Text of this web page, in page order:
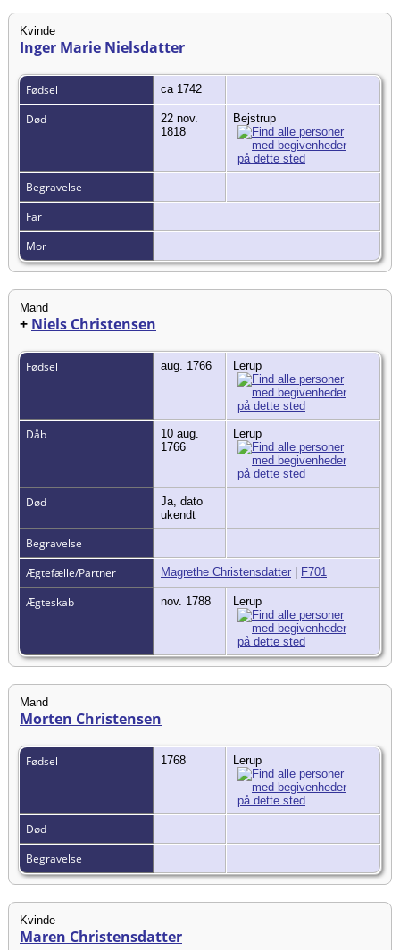
Kvinde
Inger Marie Nielsdatter
Fødsel ca 1742
Død
22 nov.
1818
Bejstrup
Begravelse
Far
Mor
Mand
+ Niels Christensen
Fødsel aug. 1766 Lerup
Dåb
10 aug.
1766
Lerup
Død
Ja, dato
ukendt
Begravelse
Ægtefælle/Partner
Magrethe Christensdatter F701
Ægteskab nov. 1788 Lerup
Mand
Morten Christensen
Fødsel 1768 Lerup
Død
Begravelse
Kvinde
Maren Christensdatter